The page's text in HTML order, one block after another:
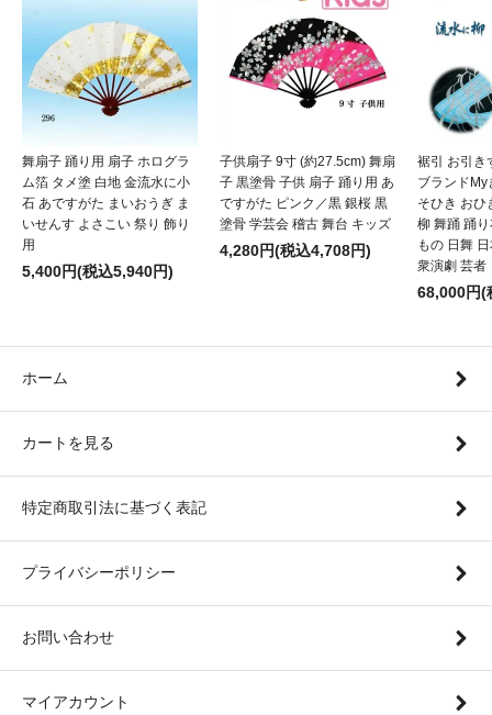
舞扇子 踊り用 扇子 ホログラ
ム箔 タメ塗 白地 金流水に小
石 あですがた まいおうぎ ま
いせんす よさこい 祭り 飾り
用
5,400円(税込5,940円)
子供扇子 9寸 (約27.5cm) 舞扇
子 黒塗骨 子供 扇子 踊り用 あ
ですがた ピンク／黒 銀桜 黒
塗骨 学芸会 稽古 舞台 キッズ
4,280円(税込4,708円)
裾引 お引き
ブランドMy
そひき おひ
柳 舞踊 踊
もの 日舞
衆演劇 芸者
68,000円(
ホーム
カートを見る
特定商取引法に基づく表記
プライバシーポリシー
お問い合わせ
マイアカウント